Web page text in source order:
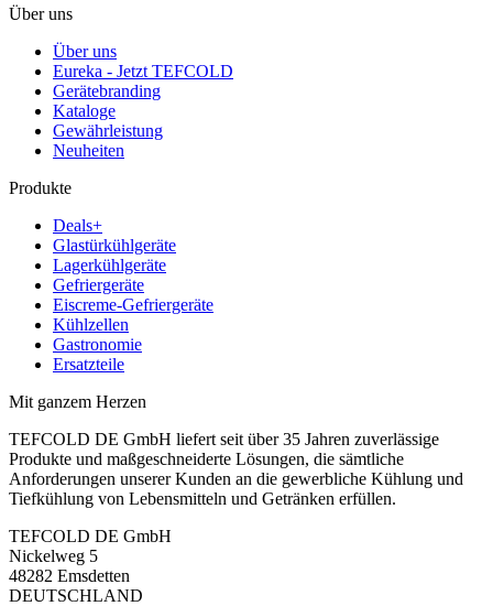
Über uns
Über uns
Eureka - Jetzt TEFCOLD
Gerätebranding
Kataloge
Gewährleistung
Neuheiten
Produkte
Deals+
Glastürkühlgeräte
Lagerkühlgeräte
Gefriergeräte
Eiscreme-Gefriergeräte
Kühlzellen
Gastronomie
Ersatzteile
Mit ganzem Herzen
TEFCOLD DE GmbH liefert seit über 35 Jahren zuverlässige
Produkte und maßgeschneiderte Lösungen, die sämtliche
Anforderungen unserer Kunden an die gewerbliche Kühlung und
Tiefkühlung von Lebensmitteln und Getränken erfüllen.
TEFCOLD DE GmbH
Nickelweg 5
48282 Emsdetten
DEUTSCHLAND